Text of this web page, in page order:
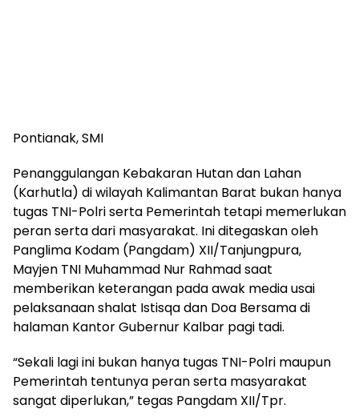
Pontianak, SMI
Penanggulangan Kebakaran Hutan dan Lahan
(Karhutla) di wilayah Kalimantan Barat bukan hanya
tugas TNI-Polri serta Pemerintah tetapi memerlukan
peran serta dari masyarakat. Ini ditegaskan oleh
Panglima Kodam (Pangdam) XII/Tanjungpura,
Mayjen TNI Muhammad Nur Rahmad saat
memberikan keterangan pada awak media usai
pelaksanaan shalat Istisqa dan Doa Bersama di
halaman Kantor Gubernur Kalbar pagi tadi.
“Sekali lagi ini bukan hanya tugas TNI-Polri maupun
Pemerintah tentunya peran serta masyarakat
sangat diperlukan,” tegas Pangdam XII/Tpr.